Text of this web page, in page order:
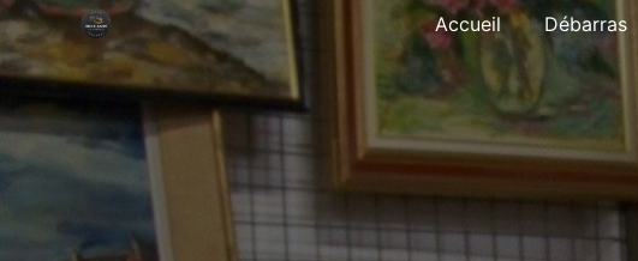
Accueil Débarras
Panneau de gestion des cookies